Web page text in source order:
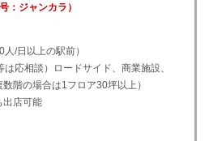
：ジャンカラ）
/日以上の駅前）
応相談）ロードサイド、商業施設、
階の場合は1フロア30坪以上）
出店可能